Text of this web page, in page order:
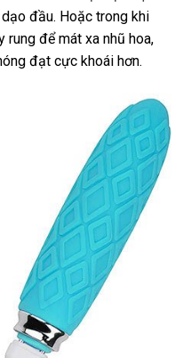
dạo đầubảng
giá
. Hoặc trong khi
rung nước
ngoài
để mát xa nhũ hoatiết
,
đạt cực khoái hơn.